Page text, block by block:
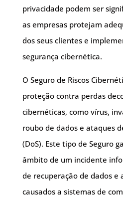
privacidade podem ser
as empresas protejam
dos seus clientes e
segurança cibernética.
O Seguro de Riscos
proteção contra perdas
cibernéticas, como vírus,
roubo de dados e ataques
(DoS). Este tipo de Seguro
âmbito de um incidente
de recuperação de dados e
causados a sistemas de